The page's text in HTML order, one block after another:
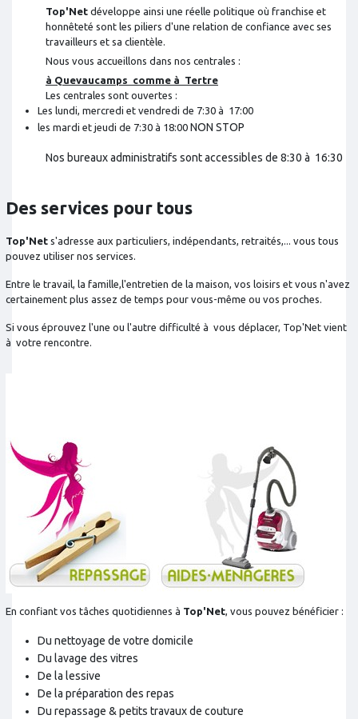
Top'Net développe ainsi une réelle politique où franchise et
honnêteté sont les piliers d'une relation de confiance avec ses
travailleurs et sa clientèle.
Nous vous accueillons dans nos centrales :
à Quevaucamps comme à Tertre
Les centrales sont ouvertes :
Les lundi, mercredi et vendredi de 7:30 à 17:00
les mardi et jeudi de 7:30 à 18:00 NON STOP
Nos bureaux administratifs sont accessibles de 8:30 à 16:30
Des services pour tous
Top'Net s'adresse aux particuliers, indépendants, retraités,... vous tous
pouvez utiliser nos services.
Entre le travail, la famille,l'entretien de la maison, vos loisirs et vous n'avez
certainement plus assez de temps pour vous-même ou vos proches.
Si vous éprouvez l'une ou l'autre difficulté à vous déplacer, Top'Net vient
à votre rencontre.
En confiant vos tâches quotidiennes à Top'Net , vous pouvez bénéficier :
Du nettoyage de votre domicile
Du lavage des vitres
De la lessive
De la préparation des repas
Du repassage & petits travaux de couture